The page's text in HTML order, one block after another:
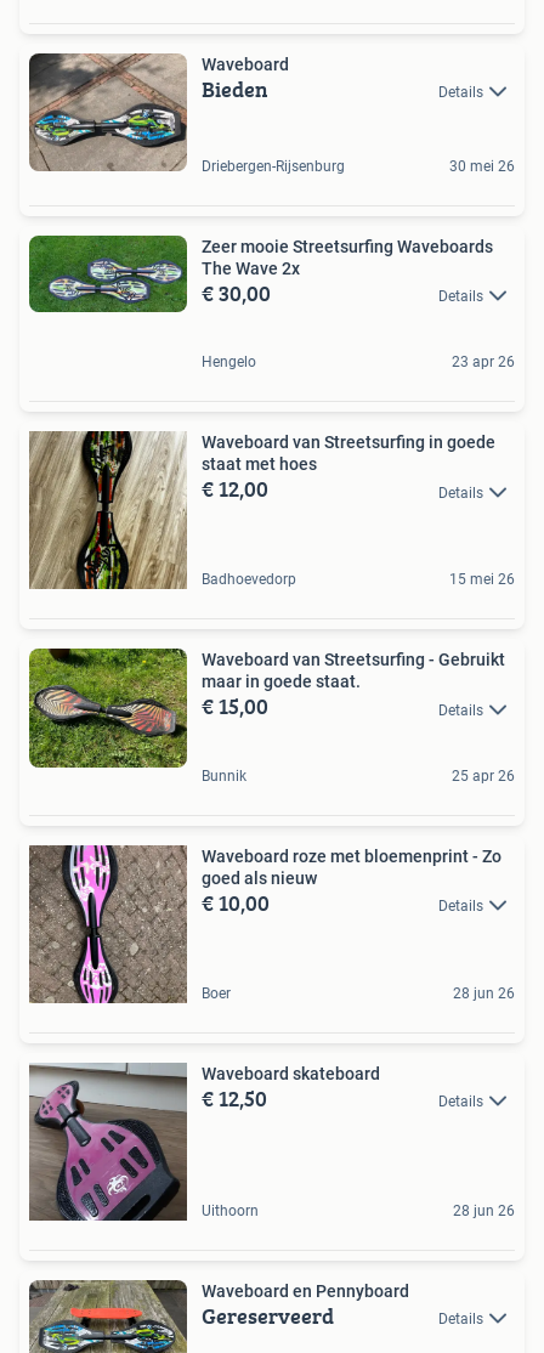
Waveboard
Bieden Details
Driebergen-Rijsenburg 30 mei 26
Zeer mooie Streetsurfing Waveboards
The Wave 2x
€ 30,00 Details
Hengelo 23 apr 26
Waveboard van Streetsurfing in goede
staat met hoes
€ 12,00 Details
Badhoevedorp 15 mei 26
Waveboard van Streetsurfing - Gebruikt
maar in goede staat.
€ 15,00 Details
Bunnik 25 apr 26
Waveboard roze met bloemenprint - Zo
goed als nieuw
€ 10,00 Details
Boer 28 jun 26
Waveboard skateboard
€ 12,50 Details
Uithoorn 28 jun 26
Waveboard en Pennyboard
Gereserveerd Details